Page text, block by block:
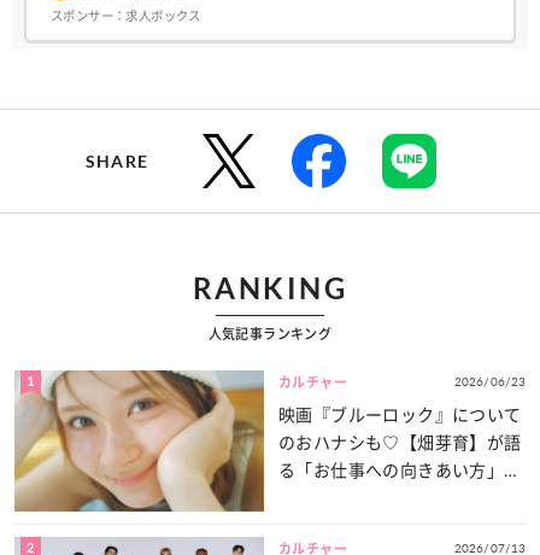
スポンサー：求人ボックス
SHARE
RANKING
人気記事ランキング
1 カルチャー 2026/06/23
映画『ブルーロック』について
のおハナシも♡【畑芽育】が語
る「お仕事への向きあい方」と
2 カルチャー 2026/07/13